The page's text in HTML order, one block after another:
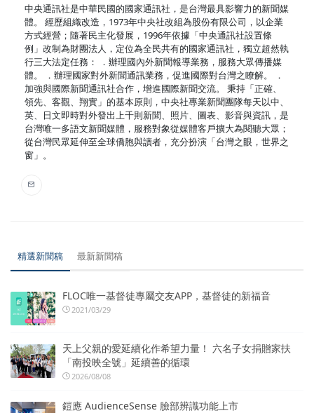
中央通訊社是中華民國的國家通訊社，是台灣最具影響力的新聞媒
體。 經歷組織改造，1973年中央社改組為股份有限公司，以企業
方式經營；隨著民主化發展，1996年依據「中央通訊社設置條
例」改制為財團法人，定位為全民共有的國家通訊社，獨立超然執
行三大法定任務： ．辦理國內外新聞報導業務，服務大眾傳播媒
體。 ．辦理國家對外新聞通訊業務，促進國際對台灣之瞭解。 ．
加強與國際新聞通訊社合作，增進國際新聞交流。 秉持「正確、
領先、客觀、翔實」的基本原則，中央社專業新聞團隊每天以中、
英、日文即時對外發出上千則新聞、照片、圖表、影音與資訊，是
台灣唯一多語文新聞媒體，服務對象從媒體客戶擴大為閱聽大眾；
從台灣民眾延伸至全球僑胞與讀者，充分扮演「台灣之眼，世界之
窗」。
精選新聞稿 最新新聞稿
FLOC唯一基督徒專屬交友APP，基督徒的新福音
2021/03/29
天上父親的愛延續化作希望力量！ 六名子女捐贈家扶
「南投映全號」延續善的循環
2026/08/08
鎧應 AudienceSense 臉部辨識功能上市